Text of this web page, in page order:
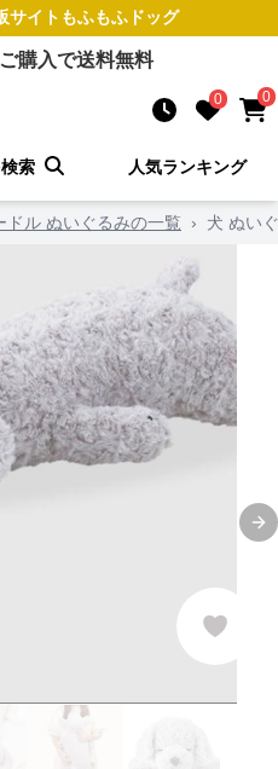
サイト もふもふドッグ
購入で送料無料
0 0
索 人気ランキング
ドル ぬいぐるみの一覧 › 犬 ぬい